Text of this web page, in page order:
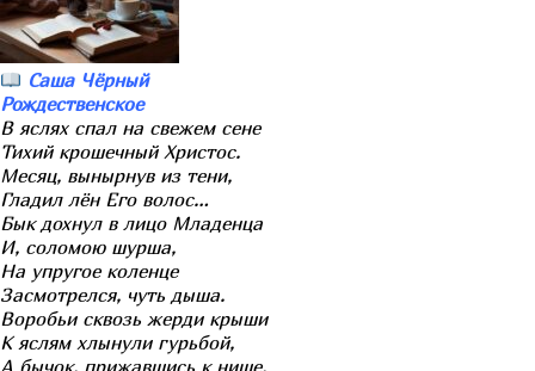
Саша Чёрный
Рождественское
В яслях спал на свежем сене
Тихий крошечный Христос.
Месяц, вынырнув из тени,
Гладил лён Его волос…
Бык дохнул в лицо Младенца
И, соломою шурша,
На упругое коленце
Засмотрелся, чуть дыша.
Воробьи сквозь жерди крыши
К яслям хлынули гурьбой,
А бычок, прижавшись к нише,